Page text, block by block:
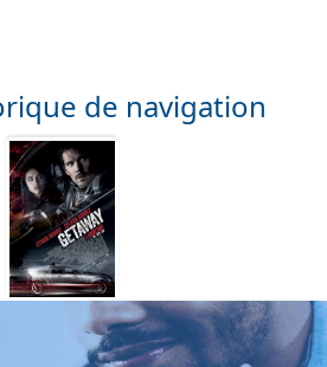
de navigation